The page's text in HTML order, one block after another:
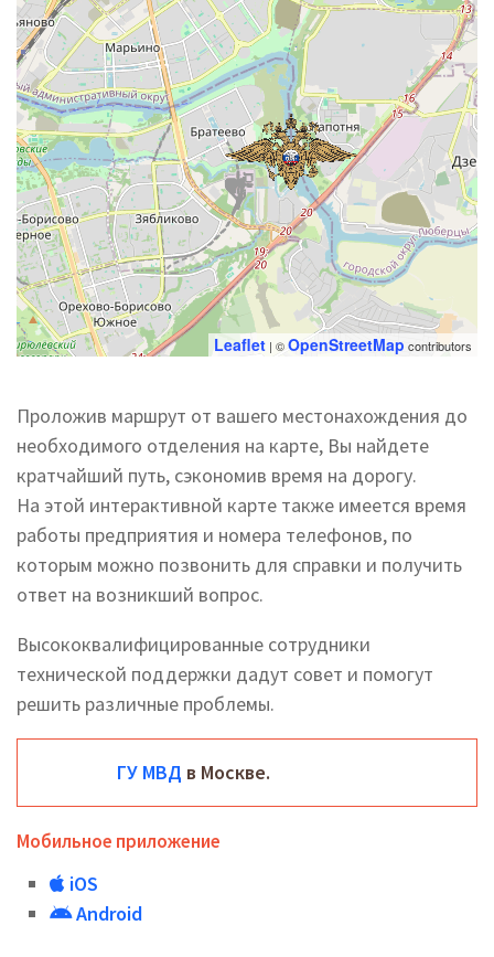
Leaflet | ©OpenStreetMap contributors
Проложив маршрут от вашего местонахождения до
необходимого отделения на карте, Вы найдете
кратчайший путь, сэкономив время на дорогу.
На этой интерактивной карте также имеется время
работы предприятия и номера телефонов, по
которым можно позвонить для справки и получить
ответ на возникший вопрос.
Высококвалифицированные сотрудники
технической поддержки дадут совет и помогут
решить различные проблемы.
ГУ МВД в Москве.
Мобильное приложение
iOS
Android